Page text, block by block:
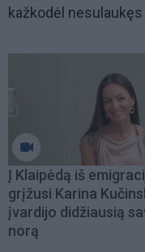
kažkodėl
Į Klaipėdą iš
grįžusi Karina
įvardijo didžiausią
norą